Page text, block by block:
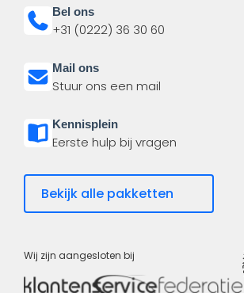
Bel ons
+31 (0222) 36 30 60
Mail ons
Stuur ons een mail
Kennisplein
Eerste hulp bij vragen
Bekijk alle pakketten
Wij zijn aangesloten bij